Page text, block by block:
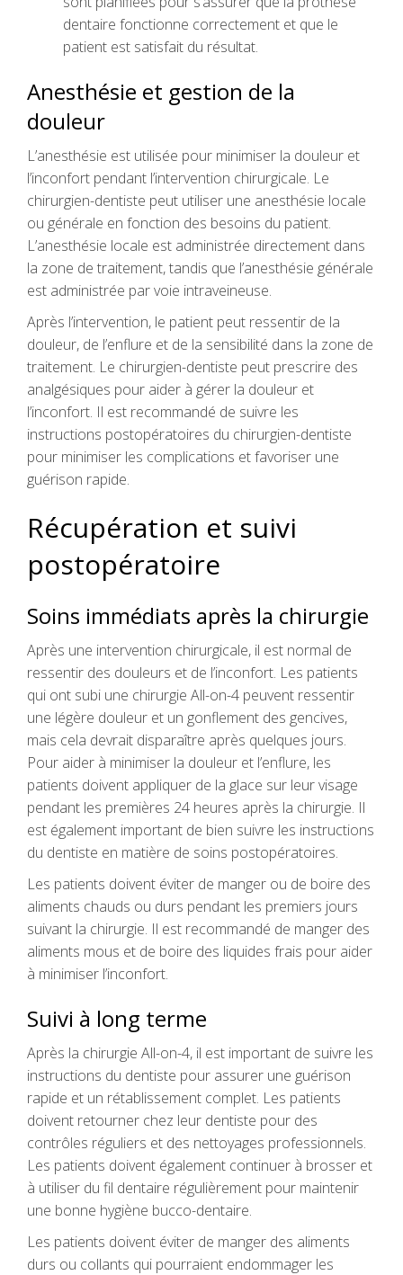
dentaire fonctionne correctement et que le
patient est satisfait du résultat.
Anesthésie et gestion de la
douleur
L’anesthésie est utilisée pour minimiser la douleur et
l’inconfort pendant l’intervention chirurgicale. Le
chirurgien-dentiste peut utiliser une anesthésie locale
ou générale en fonction des besoins du patient.
L’anesthésie locale est administrée directement dans
la zone de traitement, tandis que l’anesthésie générale
est administrée par voie intraveineuse.
Après l’intervention, le patient peut ressentir de la
douleur, de l’enflure et de la sensibilité dans la zone de
traitement. Le chirurgien-dentiste peut prescrire des
analgésiques pour aider à gérer la douleur et
l’inconfort. Il est recommandé de suivre les
instructions postopératoires du chirurgien-dentiste
pour minimiser les complications et favoriser une
guérison rapide.
Récupération et suivi
postopératoire
Soins immédiats après la chirurgie
Après une intervention chirurgicale, il est normal de
ressentir des douleurs et de l’inconfort. Les patients
qui ont subi une chirurgie All-on-4 peuvent ressentir
une légère douleur et un gonflement des gencives,
mais cela devrait disparaître après quelques jours.
Pour aider à minimiser la douleur et l’enflure, les
patients doivent appliquer de la glace sur leur visage
pendant les premières 24 heures après la chirurgie. Il
est également important de bien suivre les instructions
du dentiste en matière de soins postopératoires.
Les patients doivent éviter de manger ou de boire des
aliments chauds ou durs pendant les premiers jours
suivant la chirurgie. Il est recommandé de manger des
aliments mous et de boire des liquides frais pour aider
à minimiser l’inconfort.
Suivi à long terme
Après la chirurgie All-on-4, il est important de suivre les
instructions du dentiste pour assurer une guérison
rapide et un rétablissement complet. Les patients
doivent retourner chez leur dentiste pour des
contrôles réguliers et des nettoyages professionnels.
Les patients doivent également continuer à brosser et
à utiliser du fil dentaire régulièrement pour maintenir
une bonne hygiène bucco-dentaire.
Les patients doivent éviter de manger des aliments
durs ou collants qui pourraient endommager les